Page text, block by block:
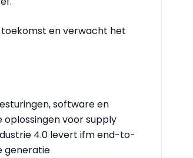
en verwacht het
software en
voor supply
4.0 levert ifm end-to-
generatie